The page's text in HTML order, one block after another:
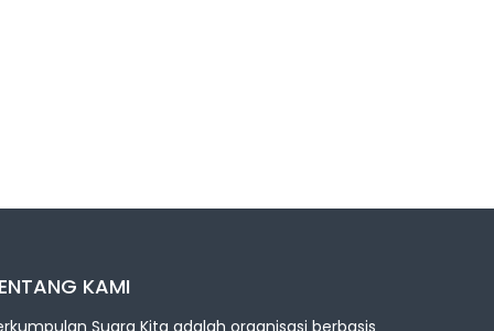
KAMI
Suara Kita adalah organisasi berbasis